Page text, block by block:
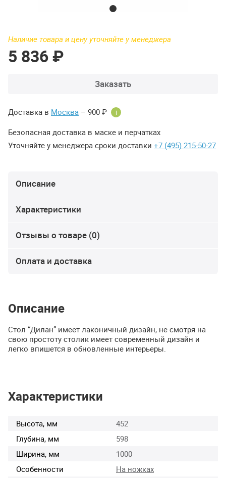
Наличие товара и цену уточняйте у менеджера
5 836 ₽
Заказать
Доставка в Москва – 900 ₽ i
Безопасная доставка в маске и перчатках
Уточняйте у менеджера сроки доставки +7 (495) 215-50-27
Описание
Характеристики
Отзывы о товаре (0)
Оплата и доставка
Описание
Стол “Дилан” имеет лаконичный дизайн, не смотря на
свою простоту столик имеет современный дизайн и
легко впишется в обновленные интерьеры.
Характеристики
Высота, мм
452
Глубина, мм
598
Ширина, мм
1000
Особенности
На ножках